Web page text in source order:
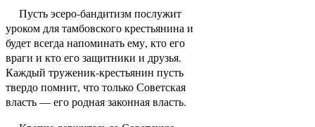
Пусть эсеро-бандитизм послужит
уроком для тамбовского крестьянина и
будет всегда напоминать ему, кто его
враги и кто его защитники и друзья.
Каждый труженик-крестьянин пусть
твердо помнит, что только Советская
власть — его родная законная власть.